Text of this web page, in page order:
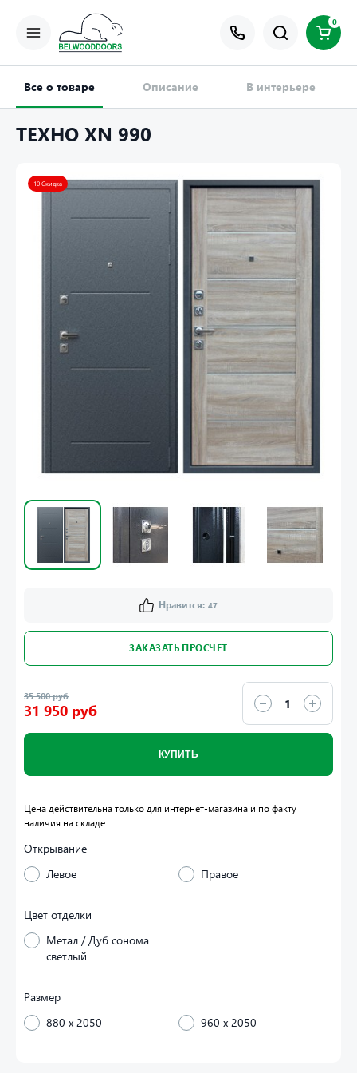
0
Все о товаре Описание В интерьере
ТЕХНО XN 990
Нравится: 47
ЗАКАЗАТЬ ПРОСЧЕТ
35 500 руб
31 950 руб
КУПИТЬ
10 Скидка
Открывание
Левое
Правое
Цвет отделки
Метал / Дуб сонома
светлый
Размер
880 x 2050
960 x 2050
Цена действительна только для интернет-магазина и по факту
наличия на складе